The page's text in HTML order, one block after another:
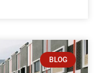
BLOG